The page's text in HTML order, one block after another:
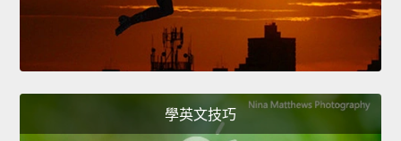
學英文技巧